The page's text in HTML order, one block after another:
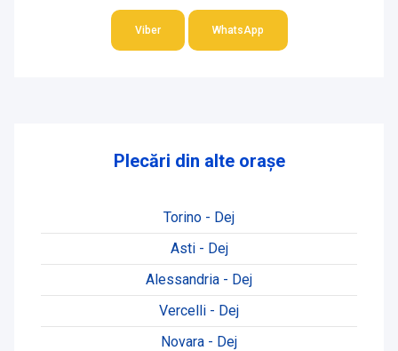
Viber WhatsApp
Plecări din alte orașe
Torino - Dej
Asti - Dej
Alessandria - Dej
Vercelli - Dej
Novara - Dej